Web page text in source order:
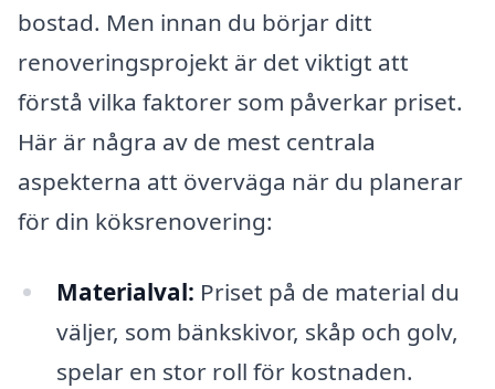
bostad. Men innan du börjar ditt
renoveringsprojekt är det viktigt att
förstå vilka faktorer som påverkar priset.
Här är några av de mest centrala
aspekterna att överväga när du planerar
för din köksrenovering:
Materialval: Priset på de material du
väljer, som bänkskivor, skåp och golv,
spelar en stor roll för kostnaden.